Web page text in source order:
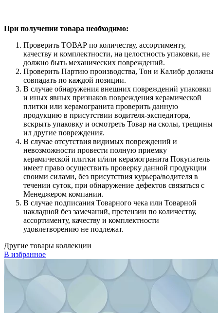
При получении товара необходимо:
Проверить ТОВАР по количеству, ассортименту,
качеству и комплектности, на целостность упаковки, не
должно быть механических повреждений.
Проверить Партию производства, Тон и Калибр должны
совпадать по каждой позиции.
В случае обнаружения внешних повреждений упаковки
и иных явных признаков повреждения керамической
плитки или керамогранита проверить данную
продукцию в присутствии водителя-экспедитора,
вскрыть упаковку и осмотреть Товар на сколы, трещины
ил другие повреждения.
В случае отсутствия видимых повреждений и
невозможности провести полную приемку
керамической плитки и/или керамогранита Покупатель
имеет право осуществить проверку данной продукции
своими силами, без присутствия курьера/водителя в
течении суток, при обнаружение дефектов связаться с
Менеджером компании.
В случае подписания Товарного чека или Товарной
накладной без замечаний, претензии по количеству,
ассортименту, качеству и комплектности
удовлетворению не подлежат.
Другие товары коллекции
В избранное